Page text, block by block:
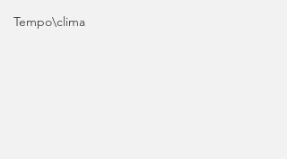
Tempo\clima